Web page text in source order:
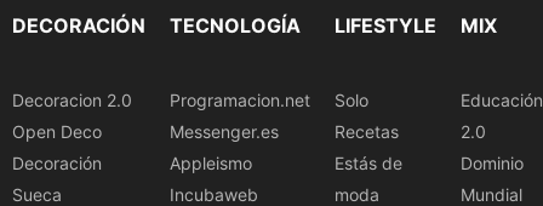
DECORACIÓN
Decoracion 2.0
Open Deco
Decoración
Sueca
TECNOLOGÍA
Programacion.net
Messenger.es
Appleismo
Incubaweb
LIFESTYLE
Solo
Recetas
Estás de
moda
MIX
Educación
2.0
Dominio
Mundial